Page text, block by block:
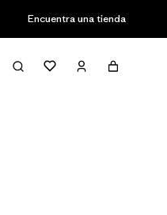
Encuentra una tienda
Filter & Sort